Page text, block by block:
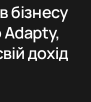
бізнесу
дохід